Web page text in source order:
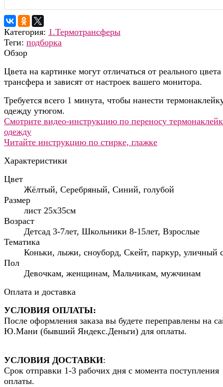
Категория: 1.Термотрансферы
Теги: подборка
Обзор
Цвета на картинке могут отличаться от реального цвета
трансфера и зависят от настроек вашего монитора.
Требуется всего 1 минута, чтобы нанести
одежду утюгом.
Смотрите видео-инструкцию по переносу
одежду
Читайте инструкцию по стирке, глажке
Характеристики
Цвет
Жёлтый, Серебряный, Синий, голубой
Размер
лист 25х35см
Возраст
Детсад 3-7лет, Школьники 8-15лет, Взрослые
Тематика
Коньки, лыжи, сноуборд, Скейт, паркур, уличный
Пол
Девочкам, женщинам, Мальчикам, мужчинам
Оплата и доставка
УСЛОВИЯ ОПЛАТЫ:
После оформления заказа вы будете переправлены на
Ю.Мани (бывший Яндекс.Деньги) для оплаты.
УСЛОВИЯ ДОСТАВКИ:
Срок отправки 1-3 рабочих дня с момента поступления
оплаты.